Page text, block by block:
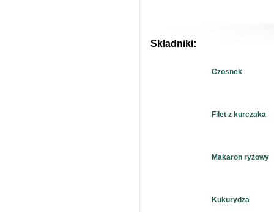
Składniki:
Czosnek
Filet z kurczaka
Makaron ryżowy
Kukurydza